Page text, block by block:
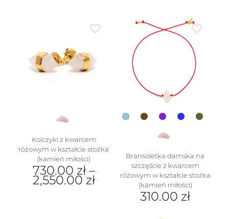
produktu
ma
wiele
wariantów.
stronie
produktu
Kolczyki z kwarcem
różowym w kształcie stożka
(kamień miłości)
730.00 zł–
2,550.00 zł
Bransoletka damska na
szczęście z kwarcem
różowym w kształcie stożka
(kamień miłości)
310.00 zł